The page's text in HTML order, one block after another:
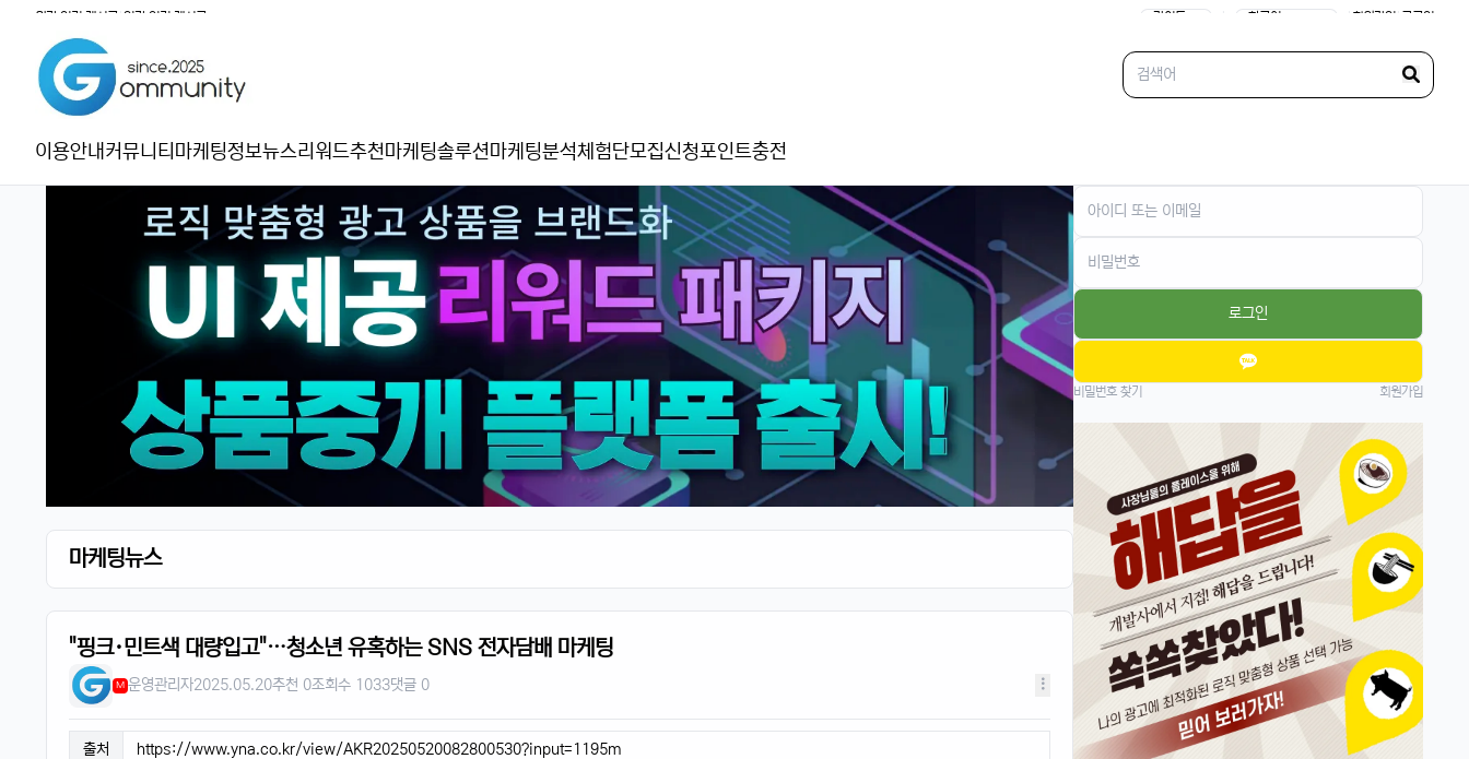
월간 인기 게시글 일간 인기 게시글 회원가입 로그인
이용안내 커뮤니티 마케팅정보뉴스리워드추천마케팅솔루션마케팅분석체험단모집신청포인트충전
마케팅뉴스
"핑크·민트색 대량입고"…청소년 유혹하는 SNS 전자담배 마케팅
M 운영관리자2025.05.20추천 0조회수 1033댓글 0
출처 https://www.yna.co.kr/view/AKR20250520082800530?input=1195m
로그인
비밀번호 찾기 회원가입
그래도 이제 안드로이드랑도 호환되니까 좋지
않나요?ㅎㅎㅎ
태양신 13:32:51
1 빠르밍
자랑글 ㄱㄱㄱ
근데 요즘 뉴진스 신곡 들어봤음? 완전 좋던
1 빠르밍
오 맞아요, 이번 곡 진짜 중독성 쩌는 듯ㅋㅋ
13:32:51
뉴진스도 아이폰으로 촬영하겠죠?ㅎ
달달구리 13:32:51
ㅋㅋ 그럴껄요 뉴진스 얘기 들으니까 뮤비 또
보고 싶다ㅎ
4/17/2025
4 스피드 10:27:45
아 오늘 리워드 순위 완전 빠지는 거 같죠
리워드정보사 10:33:30
요즘 움짐임이 둔하긴해요